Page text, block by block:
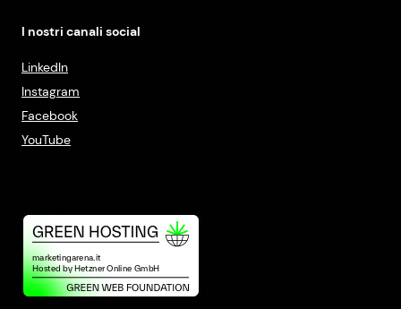
I nostri canali social
LinkedIn
Instagram
Facebook
YouTube